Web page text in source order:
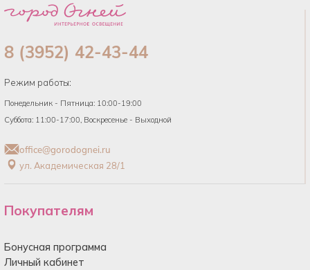
8 (3952) 42-43-44
Режим работы:
Понедельник - Пятница: 10:00-19:00
Суббота: 11:00-17:00, Воскресенье - Выходной
office@gorodognei.ru
ул. Академическая 28/1
Покупателям
Бонусная программа
Личный кабинет